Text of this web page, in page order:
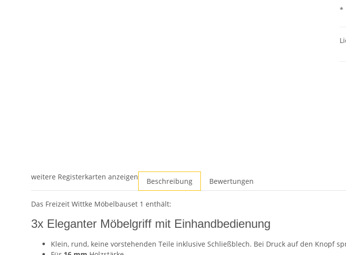
*
weitere Registerkarten anzeigen Beschreibung Bewertungen
Das Freizeit Wittke Möbelbauset 1 enthält:
3x Eleganter Möbelgriff mit Einhandbedienung
Klein, rund, keine vorstehenden Teile inklusive Schließblech. Bei Druck auf den Knopf